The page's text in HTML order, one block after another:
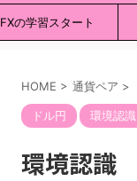
FXの学習スタート
HOME > 通貨ペア >
ドル円 環境認識
環境認識